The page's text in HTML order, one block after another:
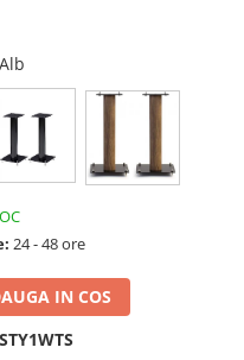
24 - 48 ore
IN COS